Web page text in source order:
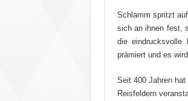
Schlamm spritzt
sich an ihnen fest,
die eindrucksvolle
prämiert und es
Seit 400 Jahren
Reisfeldern